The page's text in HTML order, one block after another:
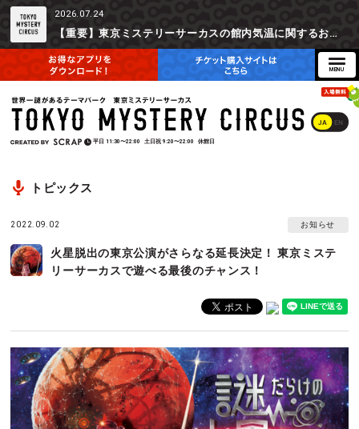
2026.07.24
【重要】東京ミステリーサーカスの館内気温に関するお詫びとご参加辞退時の返金対応について
JA EN
平日 11:30〜22:00 土日祝 9:20〜22:00 休館日
トピックス
2022.09.02 お知らせ
火星脱出の東京公演がさらなる延長決定！ 東京ミステ
リーサーカスで遊べる最後のチャンス！